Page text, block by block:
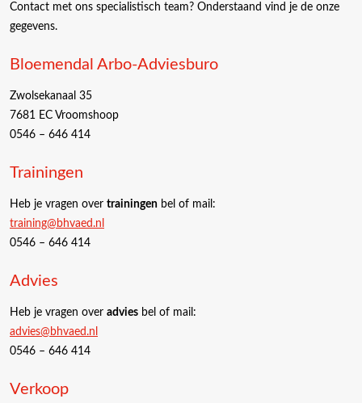
Contact met ons specialistisch team? Onderstaand vind je de onze
gegevens.
Bloemendal Arbo-Adviesburo
Zwolsekanaal 35
7681 EC Vroomshoop
0546 – 646 414
Trainingen
Heb je vragen over trainingen bel of mail:
training@bhvaed.nl
0546 – 646 414
Advies
Heb je vragen over advies bel of mail:
advies@bhvaed.nl
0546 – 646 414
Verkoop